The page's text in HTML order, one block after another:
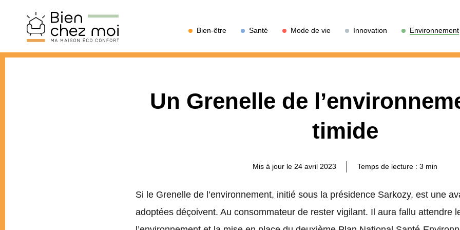
Bien-être Santé Mode de vie Innovation Environnement
Un Grenelle de
timide
Mis à jour le 24 avril 2023 Temps de lecture : 3 min
Si le Grenelle de l’environnement, initié sous la présidence Sarkozy, est une
adoptées déçoivent. Au consommateur de rester vigilant. Il aura fallu attendre